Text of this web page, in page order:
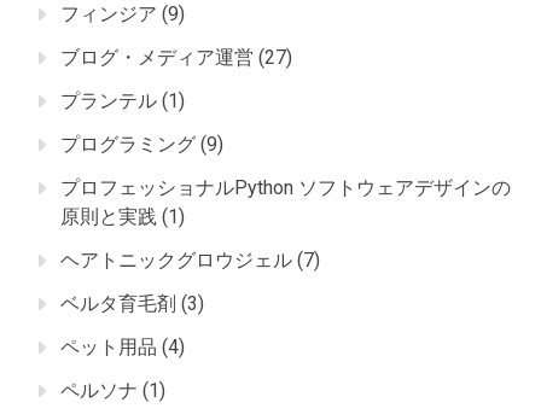
フィンジア (9)
ブログ・メディア運営 (27)
プランテル (1)
プログラミング (9)
プロフェッショナルPython ソフトウェアデザインの
原則と実践 (1)
ヘアトニックグロウジェル (7)
ベルタ育毛剤 (3)
ペット用品 (4)
ペルソナ (1)